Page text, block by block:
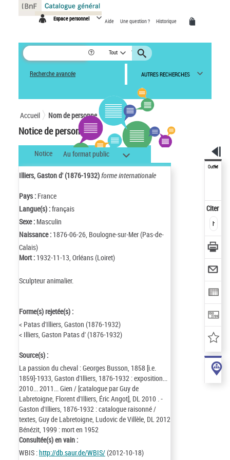
Espace personnel Aide Une question ? Historique
Tout
Recherche avancée AUTRES RECHERCHES
Accueil Nom de personne
Notice de personne
Notice Au format public
Illiers, Gaston d' (1876-1932)forme internationale
Pays : France
Langue(s) :français
Sexe : Masculin
Naissance : 1876-06-26, Boulogne-sur-Mer (Pas-de-
Calais)
Mort : 1932-11-13, Orléans (Loiret)
Sculpteur animalier.
Forme(s) rejetée(s) :
< Patas d'Illiers, Gaston (1876-1932)
< Illiers, Gaston Patas d' (1876-1932)
Source(s) :
La passion du cheval : Georges Busson, 1858 [i.e.
1859]-1933, Gaston d'Illiers, 1876-1932 : exposition...
2010... 2011... Gien / [catalogue par Guy de
Labretoigne, Florent d'Illiers, Éric Angot], DL 2010 . -
Gaston d'Illiers, 1876-1932 : catalogue raisonné /
textes, Guy de Labretoigne, Ludovic de Villèle, DL 2012
Bénézit, 1999 : mort en 1952
Consultée(s) en vain :
WBIS :http://db.saur.de/WBIS/(2012-10-18)
Outils
Citer
Panneau de gestion des cookies